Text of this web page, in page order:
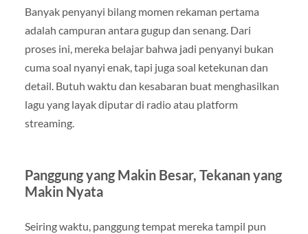
Banyak penyanyi bilang momen rekaman pertama
adalah campuran antara gugup dan senang. Dari
proses ini, mereka belajar bahwa jadi penyanyi bukan
cuma soal nyanyi enak, tapi juga soal ketekunan dan
detail. Butuh waktu dan kesabaran buat menghasilkan
lagu yang layak diputar di radio atau platform
streaming.
Panggung yang Makin Besar, Tekanan yang
Makin Nyata
Seiring waktu, panggung tempat mereka tampil pun